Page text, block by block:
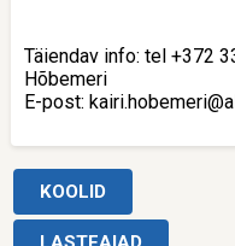
Täiendav info: tel +372
Hõbemeri
E-post: